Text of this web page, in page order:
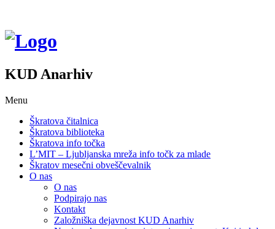
KUD Anarhiv
Menu
Škratova čitalnica
Škratova biblioteka
Škratova info točka
L’MIT – Ljubljanska mreža info točk za mlade
Škratov mesečni obveščevalnik
O nas
O nas
Podpirajo nas
Kontakt
Založniška dejavnost KUD Anarhiv